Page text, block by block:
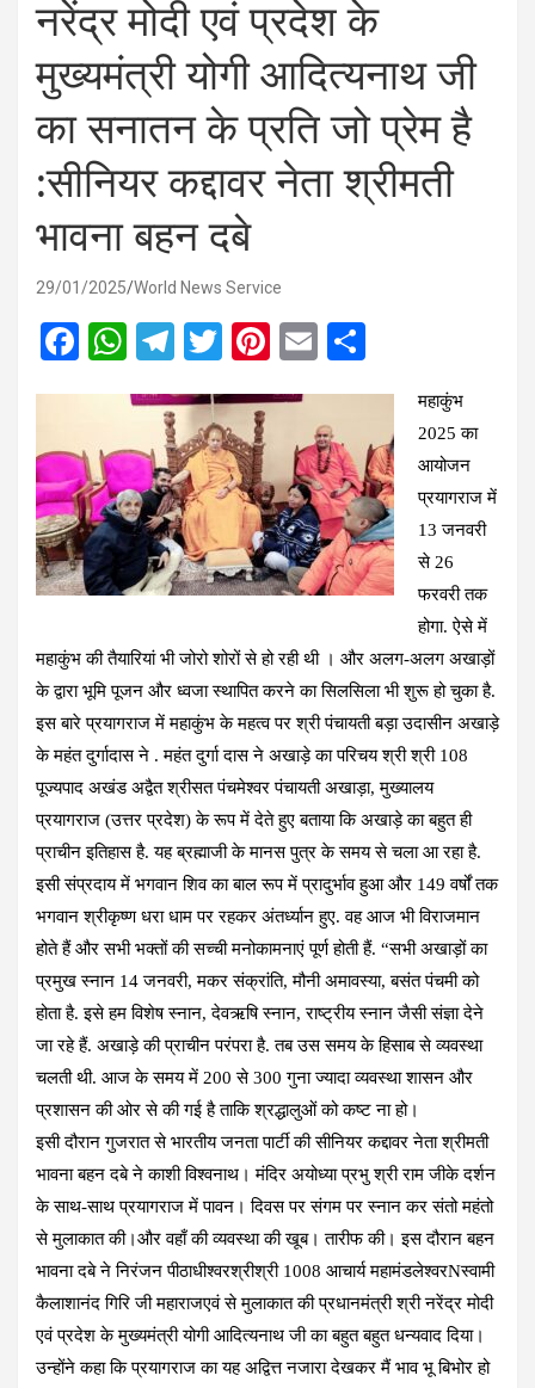
नरेंद्र मोदी एवं प्रदेश के
मुख्यमंत्री योगी आदित्यनाथ जी
का सनातन के प्रति जो प्रेम है
:सीनियर कद्दावर नेता श्रीमती
भावना बहन दबे
29/01/2025 World News Service
F
b
o
o
k
W
at
s
A
p
p
T
e
gr
a
m
T
tt
er
Pi
er
es
t
E
ail
e
महाकुंभ
2025 का
आयोजन
प्रयागराज में
13 जनवरी
से 26
फरवरी तक
होगा. ऐसे में
महाकुंभ की तैयारियां भी जोरो शोरों से हो रही थी । और अलग-अलग अखाड़ों
के द्वारा भूमि पूजन और ध्वजा स्थापित करने का सिलसिला भी शुरू हो चुका है.
इस बारे प्रयागराज में महाकुंभ के महत्व पर श्री पंचायती बड़ा उदासीन अखाड़े
के महंत दुर्गादास ने . महंत दुर्गा दास ने अखाड़े का परिचय श्री श्री 108
पूज्यपाद अखंड अद्वैत श्रीसत पंचमेश्वर पंचायती अखाड़ा, मुख्यालय
प्रयागराज (उत्तर प्रदेश) के रूप में देते हुए बताया कि अखाड़े का बहुत ही
प्राचीन इतिहास है. यह ब्रह्माजी के मानस पुत्र के समय से चला आ रहा है.
इसी संप्रदाय में भगवान शिव का बाल रूप में प्रादुर्भाव हुआ और 149 वर्षों तक
भगवान श्रीकृष्ण धरा धाम पर रहकर अंतर्ध्यान हुए. वह आज भी विराजमान
होते हैं और सभी भक्तों की सच्ची मनोकामनाएं पूर्ण होती हैं. “सभी अखाड़ों का
प्रमुख स्नान 14 जनवरी, मकर संक्रांति, मौनी अमावस्या, बसंत पंचमी को
होता है. इसे हम विशेष स्नान, देवऋषि स्नान, राष्ट्रीय स्नान जैसी संज्ञा देने
जा रहे हैं. अखाड़े की प्राचीन परंपरा है. तब उस समय के हिसाब से व्यवस्था
चलती थी. आज के समय में 200 से 300 गुना ज्यादा व्यवस्था शासन और
प्रशासन की ओर से की गई है ताकि श्रद्धालुओं को कष्ट ना हो।
इसी दौरान गुजरात से भारतीय जनता पार्टी की सीनियर कद्दावर नेता श्रीमती
भावना बहन दबे ने काशी विश्वनाथ। मंदिर अयोध्या प्रभु श्री राम जीके दर्शन
के साथ-साथ प्रयागराज में पावन। दिवस पर संगम पर स्नान कर संतो महंतो
से मुलाकात की।और वहाँ की व्यवस्था की खूब। तारीफ की। इस दौरान बहन
भावना दबे ने निरंजन पीठाधीश्वरश्रीश्री 1008 आचार्य महामंडलेश्वरNस्वामी
कैलाशानंद गिरि जी महाराजएवं से मुलाकात की प्रधानमंत्री श्री नरेंद्र मोदी
एवं प्रदेश के मुख्यमंत्री योगी आदित्यनाथ जी का बहुत बहुत धन्यवाद दिया।
उन्होंने कहा कि प्रयागराज का यह अद्वित्त नजारा देखकर मैं भाव भू बिभोर हो